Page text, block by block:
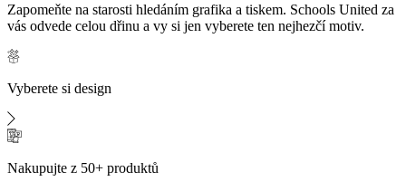
Zapomeňte na starosti hledáním grafika a tiskem. Schools United za
vás odvede celou dřinu a vy si jen vyberete ten nejhezčí motiv.
Vyberete si design
Nakupujte z 50+ produktů